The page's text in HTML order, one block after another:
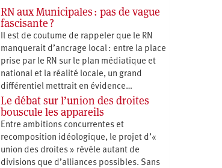
RN aux Municipales : pas de vague
fascisante ?
Il est de coutume de rappeler que le RN
manquerait d’ancrage local : entre la place
prise par le RN sur le plan médiatique et
national et la réalité locale, un grand
différentiel mettrait en évidence…
Le débat sur l’union des droites
bouscule les appareils
Entre ambitions concurrentes et
recomposition idéologique, le projet d’«
union des droites » révèle autant de
divisions que d’alliances possibles. Sans